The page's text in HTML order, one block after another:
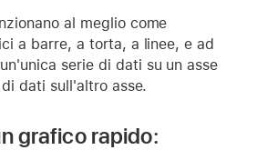
al meglio come
a barre, a torta, a linee, e ad
serie di dati su un asse
dati sull'altro asse.
grafico rapido: